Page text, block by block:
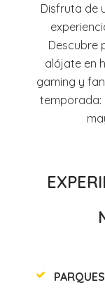
Disfruta de
Descubre
alójate en
gaming y
temporada: